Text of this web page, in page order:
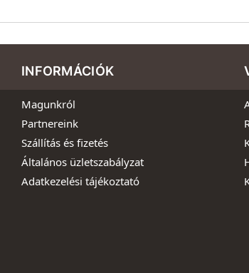
INFORMÁCIÓK
Magunkról
Partnereink
Szállítás és fizetés
Általános üzletszabályzat
Adatkezelési tájékoztató